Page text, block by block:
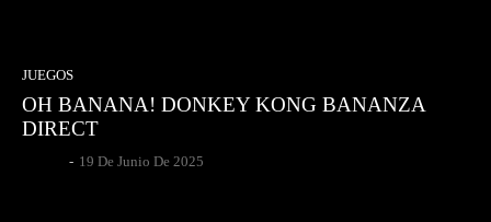
JUEGOS
OH BANANA! DONKEY KONG BANANZA
DIRECT
- 19 De Junio De 2025